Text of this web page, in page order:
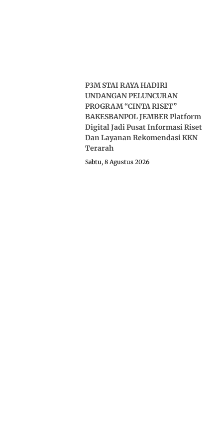
P3M STAI RAYA HADIRI
UNDANGAN PELUNCURAN
PROGRAM “CINTA RISET”
BAKESBANPOL JEMBER Platform
Digital Jadi Pusat Informasi Riset
Dan Layanan Rekomendasi KKN
Terarah
Sabtu, 8 Agustus 2026